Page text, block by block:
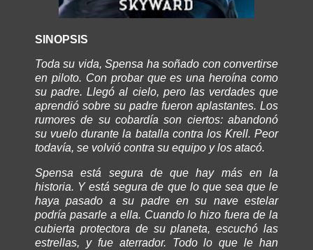
SINOPSIS
Toda su vida, Spensa ha soñado con convertirse
en piloto. Con probar que es una heroína como
su padre. Llegó al cielo, pero las verdades que
aprendió sobre su padre fueron aplastantes. Los
rumores de su cobardía son ciertos: abandonó
su vuelo durante la batalla contra los Krell. Peor
todavía, se volvió contra su equipo y los atacó.
Spensa está segura de que hay más en la
historia. Y está segura de que lo que sea que le
haya pasado a su padre en su nave estelar
podría pasarle a ella. Cuando lo hizo fuera de la
cubierta protectora de su planeta, escuchó las
estrellas, y fue aterrador. Todo lo que le han